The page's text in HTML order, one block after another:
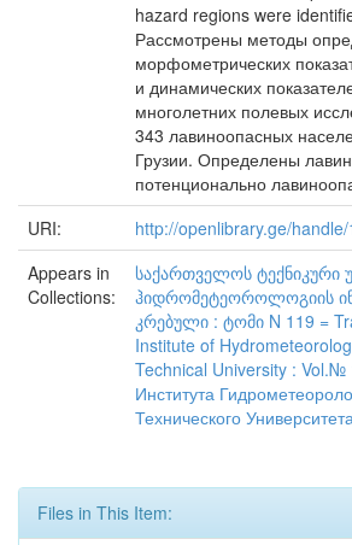
hazard regions were
Рассмотрены методы
морфометрических
и динамических
многолетних полевых
343 лавиноопасных
Грузии. Определены
потенционально
URI:
http://openlibrary.ge/
Appears in
Collections:
საქართველოს ტექნიკური
ჰიდრომეტეოროლოგიის
კრებული : ტომი N 119 =
Institute of
Technical University : Vol.№
Института
Технического
Files in This Item: